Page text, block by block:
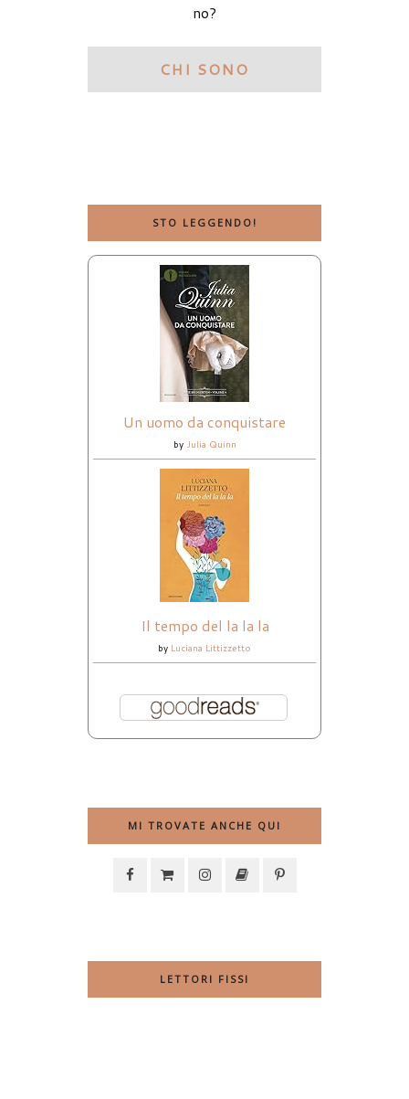
no?
CHI SONO
STO LEGGENDO!
Un uomo da conquistare
by Julia Quinn
Il tempo del la la la
by Luciana Littizzetto
MI TROVATE ANCHE QUI
LETTORI FISSI